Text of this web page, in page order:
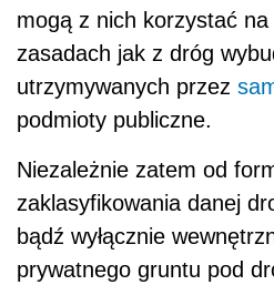
mogą z nich korzystać na
zasadach jak z dróg
utrzymywanych przez
podmioty publiczne.
Niezależnie zatem od
zaklasyfikowania danej
bądź wyłącznie
prywatnego gruntu pod